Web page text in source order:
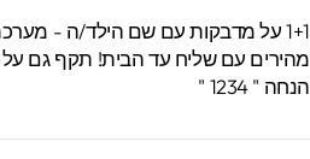
1+1 על מדבקות עם שם הילד/ה - מערכת
עם שליח עד הבית! תקף גם על
" 1234 "